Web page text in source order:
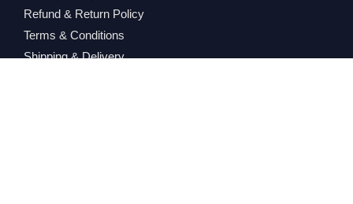
Refund & Return Policy
Terms & Conditions
Shipping & Delivery